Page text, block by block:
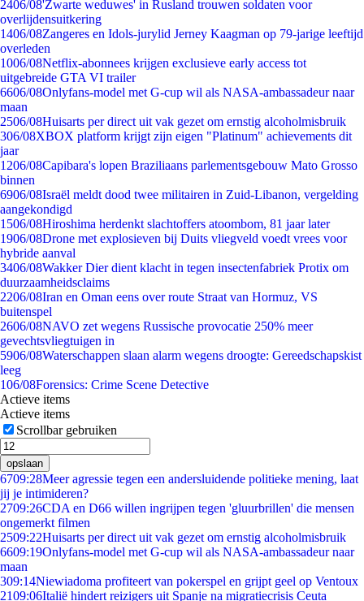
2406/08'Zwarte weduwes' in Rusland trouwen soldaten voor
overlijdensuitkering
1406/08Zangeres en Idols-jurylid Jerney Kaagman op 79-jarige leeftijd
overleden
1006/08Netflix-abonnees krijgen exclusieve early access tot
uitgebreide GTA VI trailer
6606/08Onlyfans-model met G-cup wil als NASA-ambassadeur naar
maan
2506/08Huisarts per direct uit vak gezet om ernstig alcoholmisbruik
306/08XBOX platform krijgt zijn eigen "Platinum" achievements dit
jaar
1206/08Capibara's lopen Braziliaans parlementsgebouw Mato Grosso
binnen
6906/08Israël meldt dood twee militairen in Zuid-Libanon, vergelding
aangekondigd
1506/08Hiroshima herdenkt slachtoffers atoombom, 81 jaar later
1906/08Drone met explosieven bij Duits vliegveld voedt vrees voor
hybride aanval
3406/08Wakker Dier dient klacht in tegen insectenfabriek Protix om
duurzaamheidsclaims
2206/08Iran en Oman eens over route Straat van Hormuz, VS
buitenspel
2606/08NAVO zet wegens Russische provocatie 250% meer
gevechtsvliegtuigen in
5906/08Waterschappen slaan alarm wegens droogte: Gereedschapskist
leeg
106/08Forensics: Crime Scene Detective
Actieve items
Actieve items
Scrollbar gebruiken
opslaan
6709:28Meer agressie tegen een andersluidende politieke mening, laat
jij je intimideren?
2709:26CDA en D66 willen ingrijpen tegen 'gluurbrillen' die mensen
ongemerkt filmen
2509:22Huisarts per direct uit vak gezet om ernstig alcoholmisbruik
6609:19Onlyfans-model met G-cup wil als NASA-ambassadeur naar
maan
309:14Niewiadoma profiteert van pokerspel en grijpt geel op Ventoux
2109:06Italië hindert reizigers uit Spanje na migratiecrisis Ceuta